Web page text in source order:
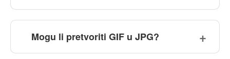
Mogu li pretvoriti GIF u JPG?